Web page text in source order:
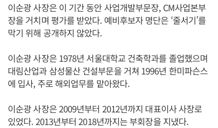
이순광 사장은 이 기간 동안 사업개발부문장, CM사업본부
장을 거치며 평가를 받았다. 예비후보자 명단은 ‘줄서기’를
막기 위해 공개하지 않았다.
이순광 사장은 1978년 서울대학교 건축학과를 졸업했으며
대림산업과 삼성물산 건설부문을 거쳐 1996년 한미파슨스
에 입사, 주로 해외업무를 맡아왔다.
이순광 사장은 2009년부터 2012년까지 대표이사 사장로
있었다. 2013년부터 2018년까지는 부회장을 지냈다.